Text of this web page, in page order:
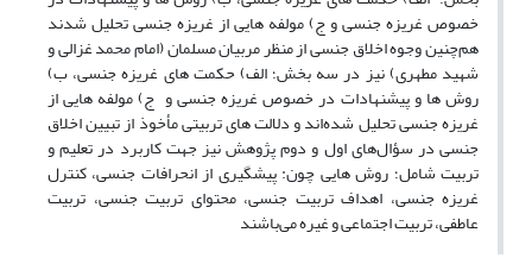
خصوص غریزه جنسی و ج) مولفه هایی از غریزه جنسی تحلیل شدند
هم‌چنین وجوه اخلاق جنسی از منظر مربیان مسلمان (امام محمد غزالی و
شهید مطهری) نیز در سه بخش؛ الف) حکمت های غریزه جنسی، ب)
روش ها و پیشنهادات در خصوص غریزه جنسی و ج) مولفه هایی از
غریزه جنسی تحلیل شده‌اند و دلالت های تربیتی مأخوذ از تبیین اخلاق
جنسی در سؤال‌های اول و دوم پژوهش نیز جهت کاربرد در تعلیم و
تربیت شامل؛ روش هایی چون: پیشگیری از انحرافات جنسی، کنترل
غریزه جنسی، اهداف تربیت جنسی، محتوای تربیت جنسی، تربیت
عاطفی، تربیت اجتماعی و غیره می‌باشند